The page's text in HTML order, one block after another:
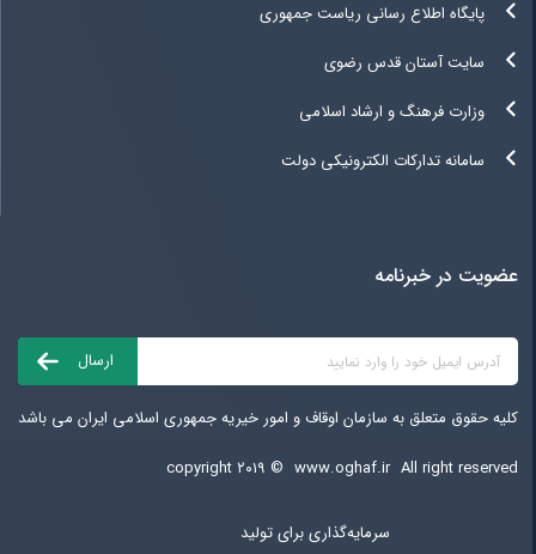
پایگاه اطلاع رسانی ریاست جمهوری
سایت آستان قدس رضوی
وزارت فرهنگ و ارشاد اسلامی
سامانه تدارکات الکترونیکی دولت
عضویت در خبرنامه
کلیه حقوق متعلق به سازمان اوقاف و امور خیریه جمهوری اسلامی ایران می باشد
copyright ۲۰۱۹ ©
www.oghaf.ir All right reserved
سرمایه‌گذاری برای تولید